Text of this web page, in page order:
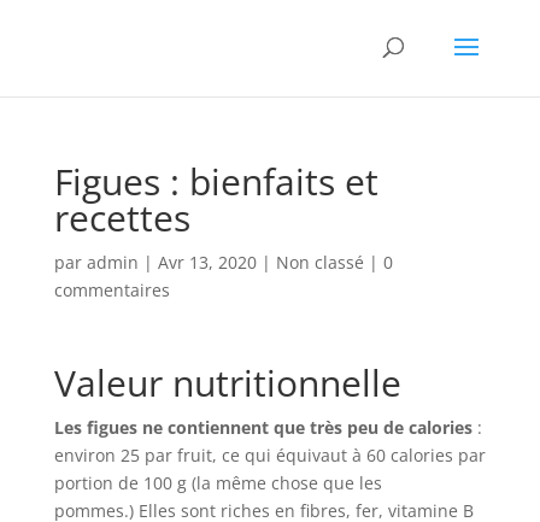
Figues : bienfaits et
recettes
par admin | Avr 13, 2020| Non classé | 0
commentaires
Valeur nutritionnelle
Les figues ne contiennent que très peu de calories:
environ 25 par fruit, ce qui équivaut à 60 calories par
portion de 100 g (la même chose que les
pommes.) Elles sont riches en fibres, fer, vitamine B